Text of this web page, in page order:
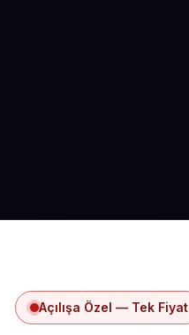
Açılışa Özel — Tek Fiyat